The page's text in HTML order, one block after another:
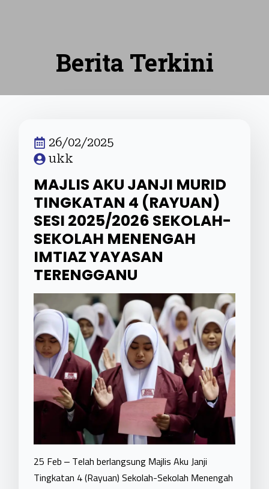
Berita Terkini
26/02/2025
ukk
MAJLIS AKU JANJI MURID
TINGKATAN 4 (RAYUAN)
SESI 2025/2026 SEKOLAH-
SEKOLAH MENENGAH
IMTIAZ YAYASAN
TERENGGANU
25 Feb – Telah berlangsung Majlis Aku Janji
Tingkatan 4 (Rayuan) Sekolah-Sekolah Menengah